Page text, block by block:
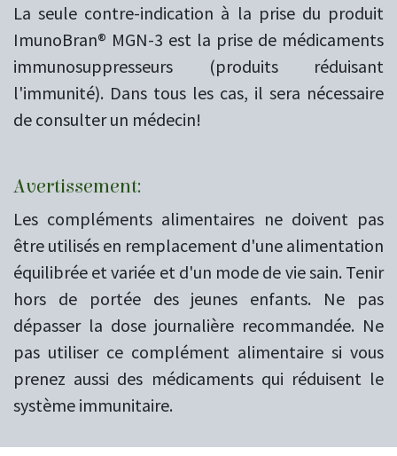
La seule contre-indication à la prise du produit
ImunoBran® MGN-3 est la prise de médicaments
immunosuppresseurs (produits réduisant
l'immunité). Dans tous les cas, il sera nécessaire
de consulter un médecin!
Avertissement:
Les compléments alimentaires ne doivent pas
être utilisés en remplacement d'une alimentation
équilibrée et variée et d'un mode de vie sain. Tenir
hors de portée des jeunes enfants. Ne pas
dépasser la dose journalière recommandée. Ne
pas utiliser ce complément alimentaire si vous
prenez aussi des médicaments qui réduisent le
système immunitaire.